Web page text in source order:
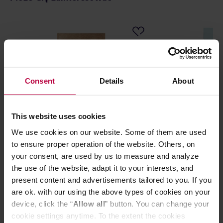
Consent Details About
This website uses cookies
We use cookies on our website. Some of them are used
to ensure proper operation of the website. Others, on
your consent, are used by us to measure and analyze
the use of the website, adapt it to your interests, and
present content and advertisements tailored to you. If you
are ok. with our using the above types of cookies on your
device, click the “Allow all” button. You can change your
cookie settings anytime. To the extent the cookies
Vegan Tea - napar ziołowo-
owocowy sypany Rumiankowe
Mango opakowanie uzupełniające
55 g
44,00 zł
Solberg &
- Rooibos med